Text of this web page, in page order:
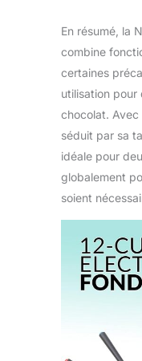
En résumé, la
combine
certaines
utilisation pour
chocolat. Avec
séduit par sa
idéale pour
globalement
soient